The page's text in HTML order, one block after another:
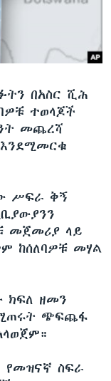
በአስር ሺሕ
ተወላጆች
መጨረሻ
ሥፍራ ቅኝ
መጀመሪያ ላይ
ከሰለባዎቹ መሃል
ክፍለ ዘመን
ጭፍጨፋ
የመዝናኛ ስፍራ